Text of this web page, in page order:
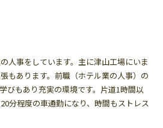
人事をしています。主に津山工場にいま
もあります。前職（ホテル業の人事）の
びもあり充実の環境です。片道1時間以
分程度の車通勤になり、時間もストレス